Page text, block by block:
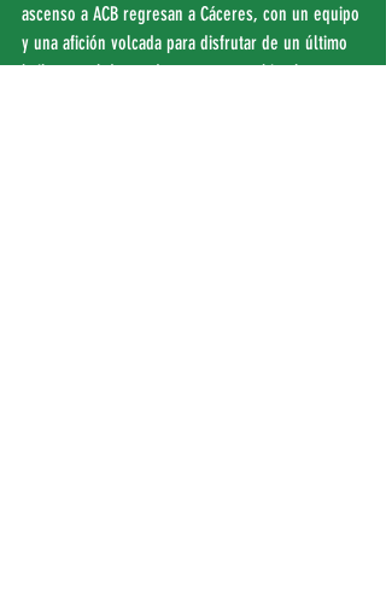
ascenso a ACB regresan a Cáceres, con un equipo
y una afición volcada para disfrutar de un último
baile con el deseo de marcarse un bis el